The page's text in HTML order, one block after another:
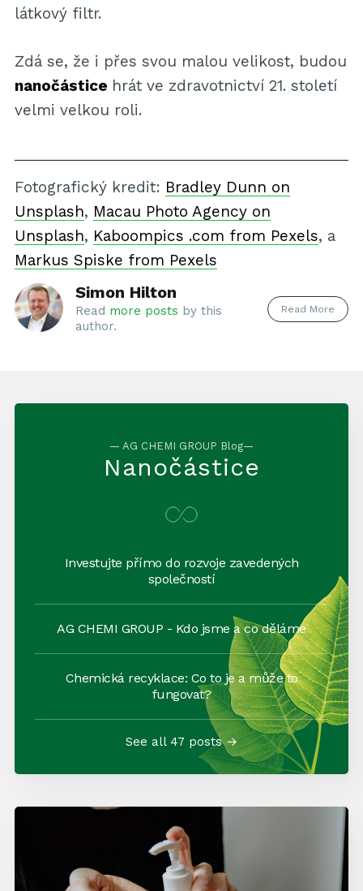
látkový filtr.
Zdá se, že i přes svou malou velikost, budou
nanočástice hrát ve zdravotnictví 21. století
velmi velkou roli.
Fotografický kredit: Bradley Dunn on
Unsplash, Macau Photo Agency on
Unsplash, Kaboompics .com from Pexels, a
Markus Spiske from Pexels
Simon Hilton
Read more posts by this
author.
Read More
— AG CHEMI GROUP Blog—
Nanočástice
Investujte přímo do rozvoje zavedených
společností
AG CHEMI GROUP - Kdo jsme a co děláme
Chemická recyklace: Co to je a může to
fungovat?
See all 47 posts →